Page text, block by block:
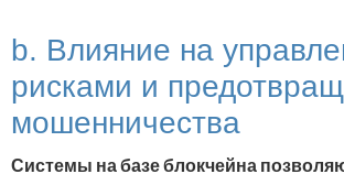
b. Влияние на
рисками и
мошенничества
Системы на базе блокчейна